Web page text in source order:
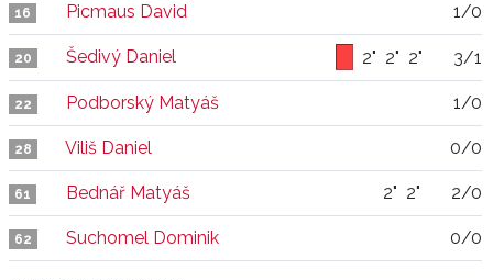
16 Picmaus David 1/0
20 Šedivý Daniel 2" 2" 2" 3/1
22 Podborský Matyáš 1/0
28 Viliš Daniel 0/0
61 Bednář Matyáš 2" 2" 2/0
62 Suchomel Dominik 0/0